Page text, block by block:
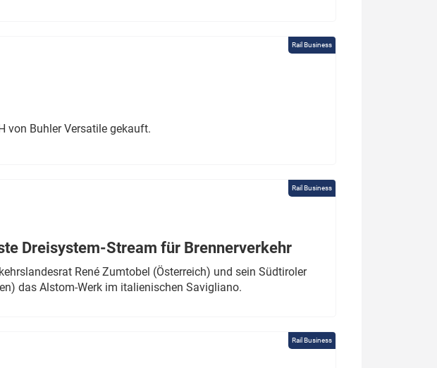
Rail Business
von Buhler Versatile gekauft.
Rail Business
Dreisystem-Stream für Brennerverkehr
René Zumtobel (Österreich) und sein Südtiroler
das Alstom-Werk im italienischen Savigliano.
Rail Business